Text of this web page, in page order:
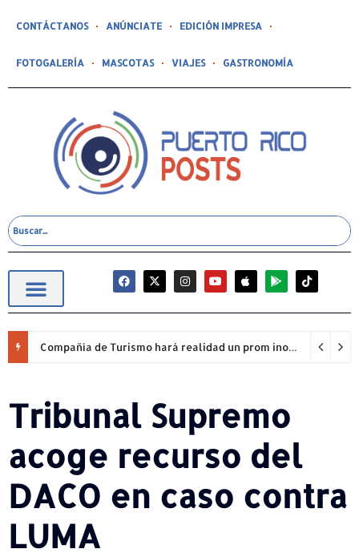
CONTÁCTANOS ANÚNCIATE EDICIÓN IMPRESA
FOTOGALERÍA MASCOTAS VIAJES GASTRONOMÍA
Compañía de Turismo hará realidad un prom inolvidable junto a Jowell para estudiantes de la Escuela Gabriela Mistral
Tribunal Supremo
acoge recurso del
DACO en caso contra
LUMA